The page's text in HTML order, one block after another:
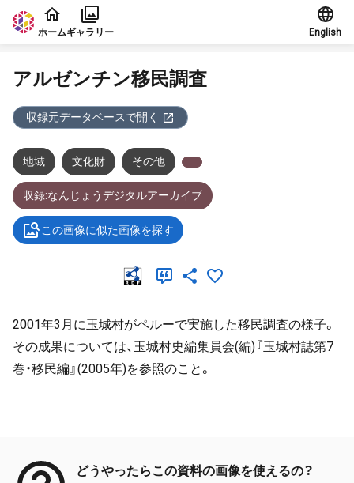
本文に飛ぶ
ホームギャラリー English
アルゼンチン移民調査
収録元データベースで開く
地域 文化財 その他
収録:なんじょうデジタルアーカイブ
この画像に似た画像を探す
2001年3月に玉城村がペルーで実施した移民調査の様子。
その成果については、玉城村史編集員会(編)『玉城村誌第7
巻・移民編』(2005年)を参照のこと。
どうやったらこの資料の画像を使えるの？